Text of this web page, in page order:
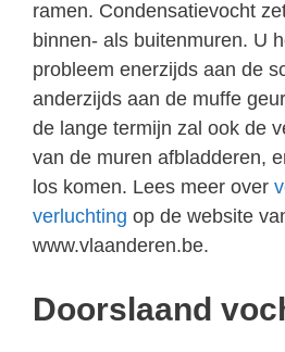
ramen. Condensatievocht
binnen- als buitenmuren. U
probleem enerzijds aan de
anderzijds aan de muffe
de lange termijn zal ook de
van de muren afbladderen,
los komen. Lees meer over
verluchting op de website
www.vlaanderen.be.
Doorslaand